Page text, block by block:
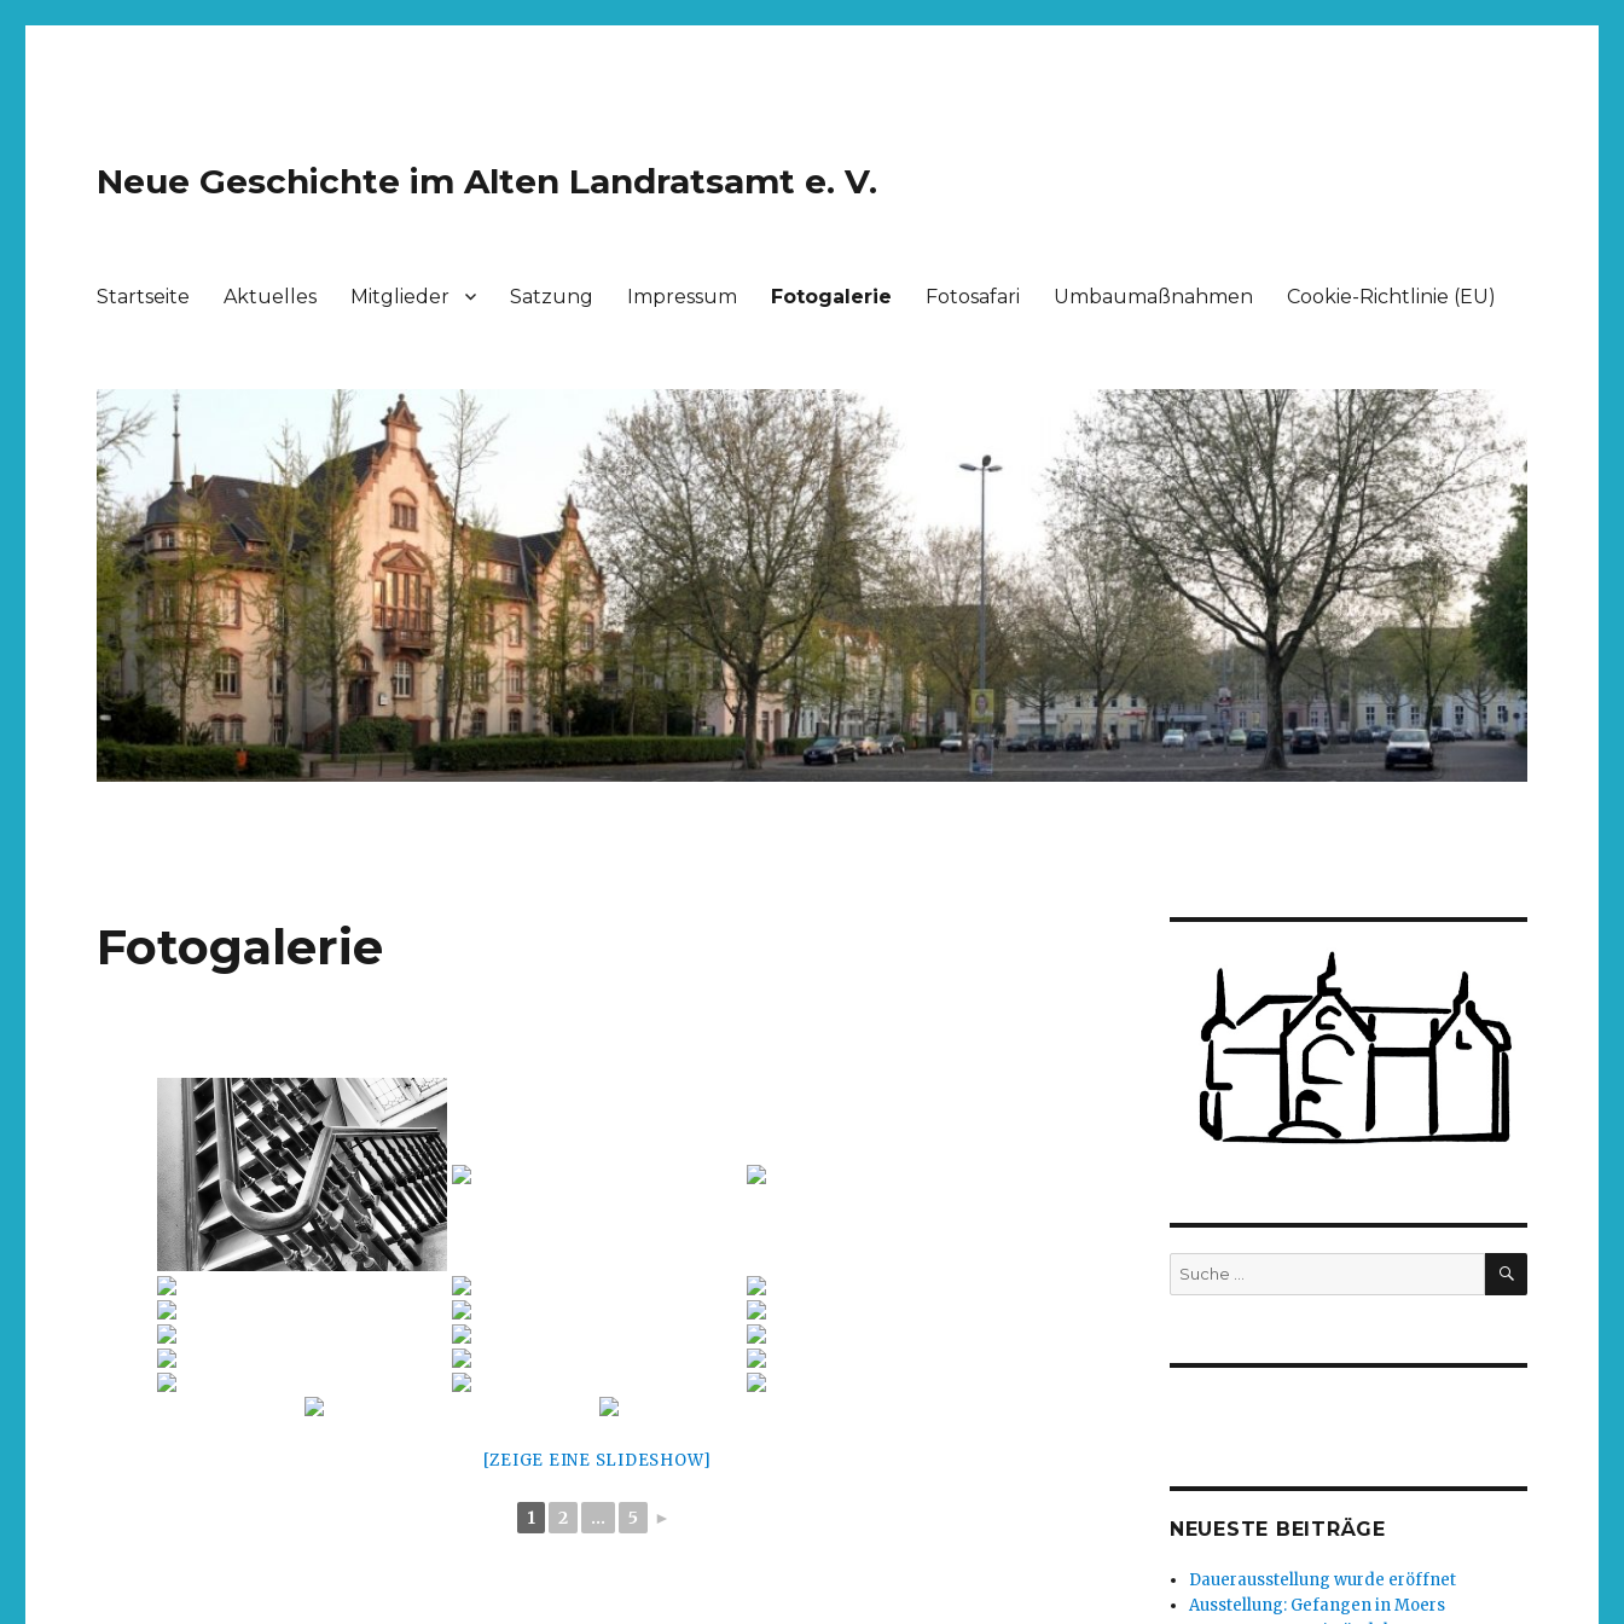
Neue Geschichte im Alten Landratsamt e. V.
Startseite Aktuelles Mitglieder Satzung Impressum Fotogalerie Fotosafari Umbaumaßnahmen Cookie-Richtlinie (EU)
Fotogalerie
[ZEIGE EINE SLIDESHOW]
1 2 ... 5 ► NEUESTE BEITRÄGE
Dauerausstellung wurde eröffnet
Ausstellung: Gefangen in Moers